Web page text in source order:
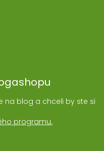
na blog a chceli by ste si
programu.